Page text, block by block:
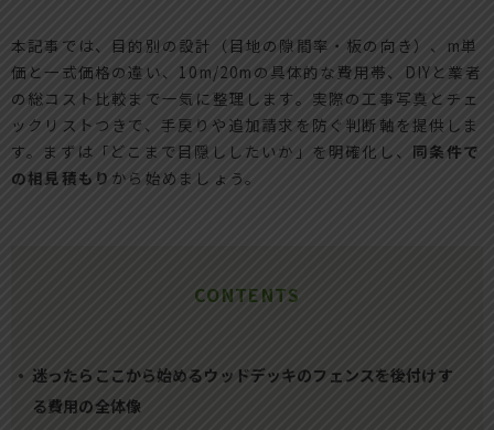
本記事では、目的別の設計（目地の隙間率・板の向き）、m単
価と一式価格の違い、10m/20mの具体的な費用帯、DIYと業者
の総コスト比較まで一気に整理します。実際の工事写真とチェ
ックリストつきで、手戻りや追加請求を防ぐ判断軸を提供しま
す。まずは「どこまで目隠ししたいか」を明確化し、 同条件で
の相見積もり から始めましょう。
CONTENTS
迷ったらここから始めるウッドデッキのフェンスを後付けす
る費用の全体像